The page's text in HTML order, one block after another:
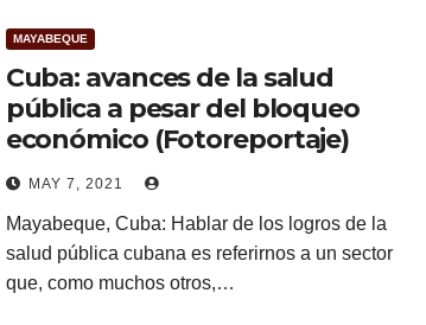
MAYABEQUE
Cuba: avances de la salud
pública a pesar del bloqueo
económico (Fotoreportaje)
MAY 7, 2021
Mayabeque, Cuba: Hablar de los logros de la
salud pública cubana es referirnos a un sector
que, como muchos otros,…